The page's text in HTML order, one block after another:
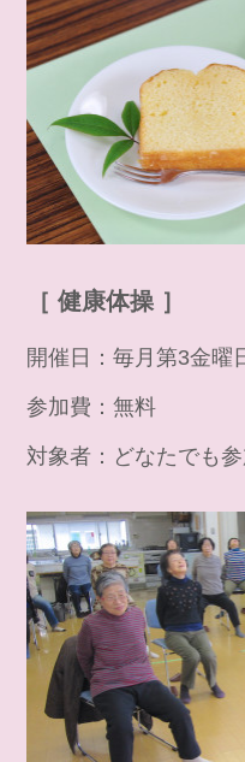
［ 健康体操 ］
開催日：毎月第3金曜
参加費：無料
対象者：どなたでも